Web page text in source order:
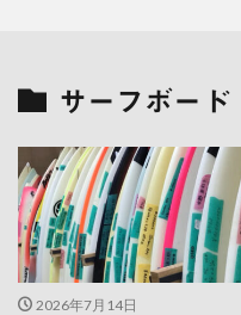
サーフボード
2026年7月14日